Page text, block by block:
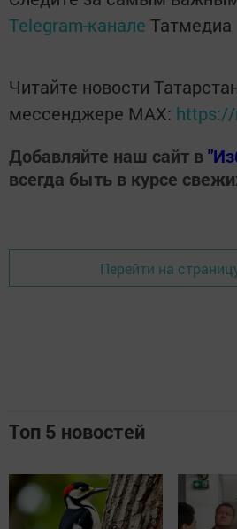
Telegram-канале Татмедиа
Читайте новости
мессенджере MАХ:
Добавляйте наш сайт в
всегда быть в курсе
Перейти на
Топ 5 новостей